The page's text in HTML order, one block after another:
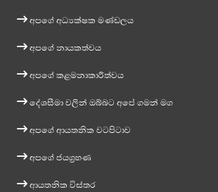
අපගේ අධ්‍යක්ෂක මණ්ඩලය
අපගේ නායකත්වය
අපගේ කළමනාකාරීත්වය
දේශසීමා වලින් ඔබ්බට අපේ ගමන් මග
අපගේ ආයතනික වටපිටාව
අපගේ ජයග්‍රහණ
ආයතනික විස්තර